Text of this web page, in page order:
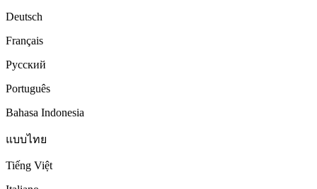
Deutsch
Français
Русский
Português
Bahasa Indonesia
แบบไทย
Tiếng Việt